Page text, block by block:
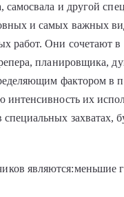
самосвала и другой
и самых важных
работ. Они сочетают
планировщика,
фактором в
их
захватах,
являются:меньшие